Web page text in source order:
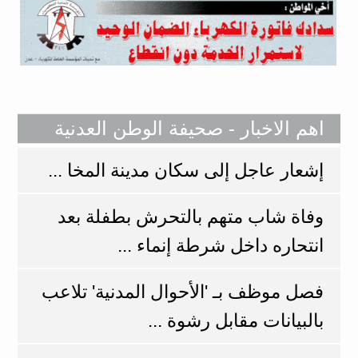
اهم الاخبار - صحيفة الوطن العدنية
إشعار عاجل إلى سكان مدينة المخا ...
وفاة شاب متهم بالتحرش بطفلة بعد
انتحاره داخل شرطة إنماء ...
فصل موظف بـ 'الأحوال المدنية' تلاعب
بالبيانات مقابل رشوة ...